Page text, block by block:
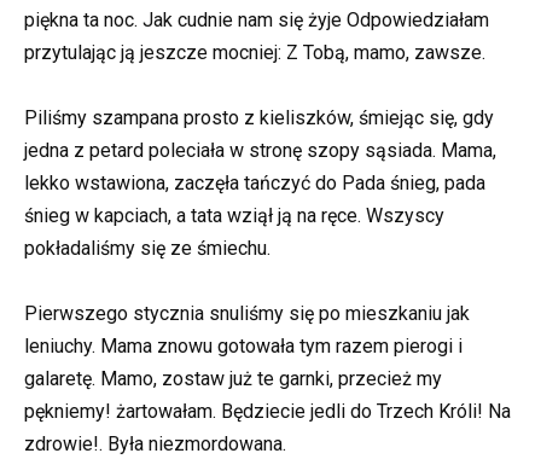
piękna ta noc. Jak cudnie nam się żyje Odpowiedziałam
przytulając ją jeszcze mocniej: Z Tobą, mamo, zawsze.
Piliśmy szampana prosto z kieliszków, śmiejąc się, gdy
jedna z petard poleciała w stronę szopy sąsiada. Mama,
lekko wstawiona, zaczęła tańczyć do Pada śnieg, pada
śnieg w kapciach, a tata wziął ją na ręce. Wszyscy
pokładaliśmy się ze śmiechu.
Pierwszego stycznia snuliśmy się po mieszkaniu jak
leniuchy. Mama znowu gotowała tym razem pierogi i
galaretę. Mamo, zostaw już te garnki, przecież my
pękniemy! żartowałam. Będziecie jedli do Trzech Króli! Na
zdrowie!. Była niezmordowana.